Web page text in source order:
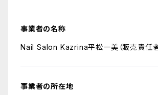
事業者の名称
Nail Salon Kazrina平松一美（販売責任者
事業者の所在地